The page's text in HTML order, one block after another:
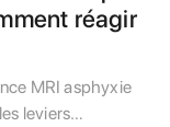
réagir
MRI asphyxie
leviers